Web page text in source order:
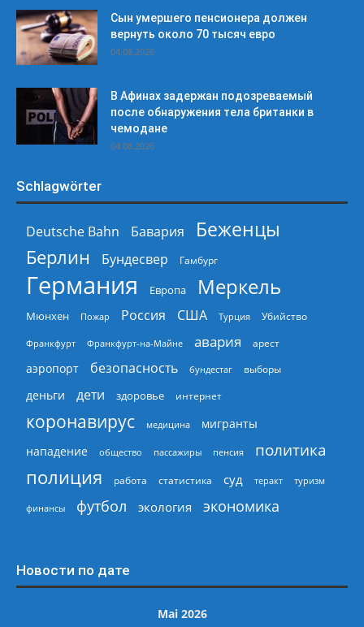
Сын умершего пенсионера должен
вернуть около 70 тысяч евро
04.08.2026
В Афинах задержан подозреваемый
после обнаружения тела британки в
чемодане
04.08.2026
Schlagwörter
Deutsche Bahn Бавария
Беженцы
Берлин
Бундесвер Гамбург
Германия Европа Меркель
Мюнхен Пожар Россия США Турция Убийство
Франкфурт Франкфурт-на-Майне авария арест
аэропорт безопасность бундестаг выборы
деньги дети здоровье интернет
коронавирус медицина
мигранты
нападение
общество пассажиры пенсия политика
полиция работа статистика суд теракт туризм
финансы футбол экология экономика
Новости по дате
Mai 2026